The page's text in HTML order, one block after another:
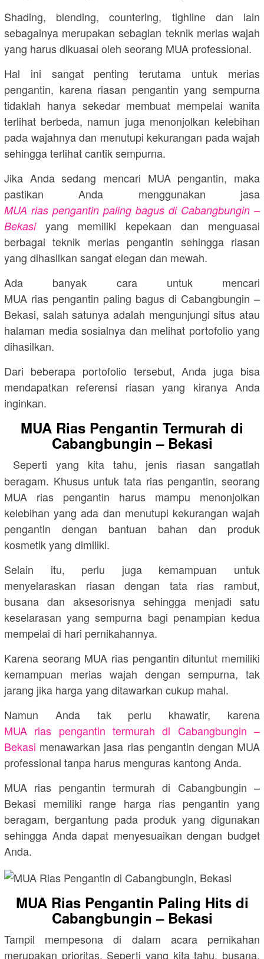
Shading, blending, countering, tighline dan lain
sebagainya merupakan sebagian teknik merias wajah
yang harus dikuasai oleh seorang MUA professional.
Hal ini sangat penting terutama untuk merias
pengantin, karena riasan pengantin yang sempurna
tidaklah hanya sekedar membuat mempelai wanita
terlihat berbeda, namun juga menonjolkan kelebihan
pada wajahnya dan menutupi kekurangan pada wajah
sehingga terlihat cantik sempurna.
Jika Anda sedang mencari MUA pengantin, maka
pastikan Anda menggunakan jasa
MUA rias pengantin paling bagus di Cabangbungin –
Bekasiyang memiliki kepekaan dan menguasai
berbagai teknik merias pengantin sehingga riasan
yang dihasilkan sangat elegan dan mewah.
Ada banyak cara untuk mencari
MUA rias pengantin paling bagus di Cabangbungin –
Bekasi, salah satunya adalah mengunjungi situs atau
halaman media sosialnya dan melihat portofolio yang
dihasilkan.
Dari beberapa portofolio tersebut, Anda juga bisa
mendapatkan referensi riasan yang kiranya Anda
inginkan.
MUA Rias Pengantin Termurah di
Cabangbungin – Bekasi
Seperti yang kita tahu, jenis riasan sangatlah
beragam. Khusus untuk tata rias pengantin, seorang
MUA rias pengantin harus mampu menonjolkan
kelebihan yang ada dan menutupi kekurangan wajah
pengantin dengan bantuan bahan dan produk
kosmetik yang dimiliki.
Selain itu, perlu juga kemampuan untuk
menyelaraskan riasan dengan tata rias rambut,
busana dan aksesorisnya sehingga menjadi satu
keselarasan yang sempurna bagi penampian kedua
mempelai di hari pernikahannya.
Karena seorang MUA rias pengantin dituntut memiliki
kemampuan merias wajah dengan sempurna, tak
jarang jika harga yang ditawarkan cukup mahal.
Namun Anda tak perlu khawatir, karena
MUA rias pengantin termurah di Cabangbungin –
Bekasi menawarkan jasa rias pengantin dengan MUA
professional tanpa harus menguras kantong Anda.
MUA rias pengantin termurah di Cabangbungin –
Bekasi memiliki range harga rias pengantin yang
beragam, bergantung pada produk yang digunakan
sehingga Anda dapat menyesuaikan dengan budget
Anda.
MUA Rias Pengantin Paling Hits di
Cabangbungin – Bekasi
Tampil mempesona di dalam acara pernikahan
merupakan prioritas. Seperti yang kita tahu, busana,